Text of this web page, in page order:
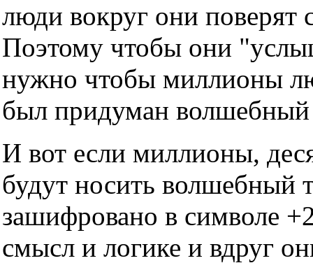
люди вокруг они поверят
Поэтому чтобы они
нужно чтобы миллионы
был придуман волшебный
И вот если миллионы,
будут носить волшебный
зашифровано в символе
смысл и логике и вдруг